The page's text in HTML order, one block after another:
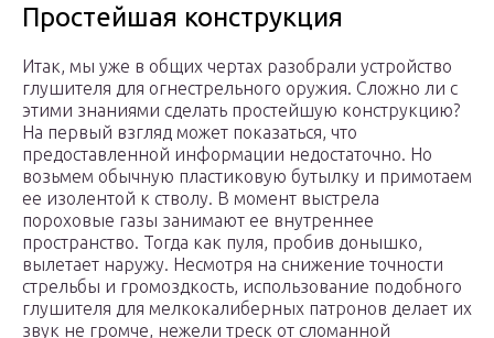
Простейшая конструкция
Итак, мы уже в общих чертах разобрали устройство
глушителя для огнестрельного оружия. Сложно ли с
этими знаниями сделать простейшую конструкцию?
На первый взгляд может показаться, что
предоставленной информации недостаточно. Но
возьмем обычную пластиковую бутылку и примотаем
ее изолентой к стволу. В момент выстрела
пороховые газы занимают ее внутреннее
пространство. Тогда как пуля, пробив донышко,
вылетает наружу. Несмотря на снижение точности
стрельбы и громоздкость, использование подобного
глушителя для мелкокалиберных патронов делает их
звук не громче, нежели треск от сломанной